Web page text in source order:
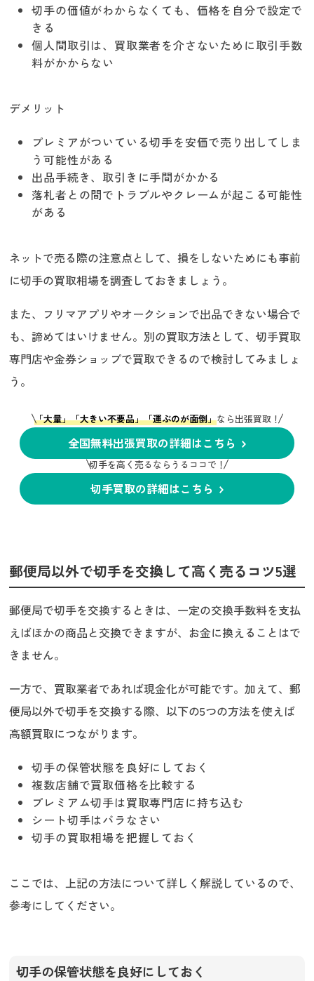
切手の価値がわからなくても、価格を自分で設定で
きる
個人間取引は、買取業者を介さないために取引手数
料がかからない
デメリット
プレミアがついている切手を安価で売り出してしま
う可能性がある
出品手続き、取引きに手間がかかる
落札者との間でトラブルやクレームが起こる可能性
がある
ネットで売る際の注意点として、損をしないためにも事前
に切手の買取相場を調査しておきましょう。
また、フリマアプリやオークションで出品できない場合で
も、諦めてはいけません。別の買取方法として、切手買取
専門店や金券ショップで買取できるので検討してみましょ
う。
「大量」「大きい不要品」「運ぶのが面倒」なら出張買取！
全国無料出張買取の詳細はこちら
切手を高く売るならうるココで！
切手買取の詳細はこちら
郵便局以外で切手を交換して高く売るコツ5選
郵便局で切手を交換するときは、一定の交換手数料を支払
えばほかの商品と交換できますが、お金に換えることはで
きません。
一方で、買取業者であれば現金化が可能です。加えて、郵
便局以外で切手を交換する際、以下の5つの方法を使えば
高額買取につながります。
切手の保管状態を良好にしておく
複数店舗で買取価格を比較する
プレミアム切手は買取専門店に持ち込む
シート切手はバラなさい
切手の買取相場を把握しておく
ここでは、上記の方法について詳しく解説しているので、
参考にしてください。
切手の保管状態を良好にしておく